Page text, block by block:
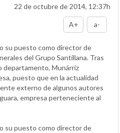
22 de octubre de 2014, 12:37h
A+ a-
su puesto como director de
del Grupo Santillana. Tras
departamento, Munárriz
puesto que en la actualidad
externo de algunos autores
empresa perteneciente al
su puesto como director de